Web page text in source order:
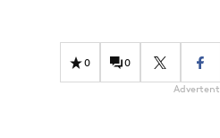
Gedragsverandering
Influencer marketing
0 0